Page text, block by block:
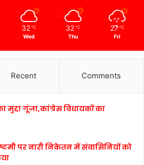
32 ℃
Wed
32 ℃
Thu
27 ℃
Fri
Recent Comments
गूंजा,कांग्रेस विधायकों का
पर नारी निकेतन में संवासिनियों को